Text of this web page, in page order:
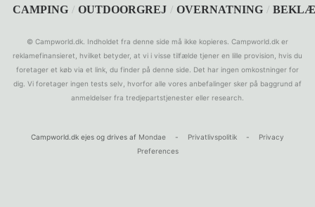
CAMPING / OUTDOORGREJ / OVERNATNING /
© Campworld.dk. Indholdet fra denne side må ikke kopieres. Campworld.dk er
reklamefinansieret, hvilket betyder, at vi i visse tilfælde tjener en lille provision, hvis du
foretager et køb via et link, du finder på denne side. Det har ingen omkostninger for
dig. Vi foretager ingen tests selv, hvorfor alle vores anbefalinger sker på baggrund af
anmeldelser fra tredjepartstjenester eller research.
Campworld.dk ejes og drives af Mondae - Privatlivspolitik -
Privacy
Preferences